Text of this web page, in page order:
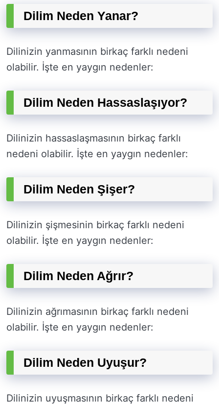
Dilim Neden Yanar?
Dilinizin yanmasının birkaç farklı nedeni
olabilir. İşte en yaygın nedenler:
Dilim Neden Hassaslaşıyor?
Dilinizin hassaslaşmasının birkaç farklı
nedeni olabilir. İşte en yaygın nedenler:
Dilim Neden Şişer?
Dilinizin şişmesinin birkaç farklı nedeni
olabilir. İşte en yaygın nedenler:
Dilim Neden Ağrır?
Dilinizin ağrımasının birkaç farklı nedeni
olabilir. İşte en yaygın nedenler:
Dilim Neden Uyuşur?
Dilinizin uyuşmasının birkaç farklı nedeni